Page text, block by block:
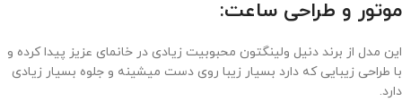
موتور و طراحی ساعت:
این مدل از برند دنیل ولینگتون محبوبیت زیادی در خانمای عزیز پیدا کرده و
با طراحی زیبایی که دارد بسیار زیبا روی دست میشینه و جلوه بسیار زیادی
دارد.